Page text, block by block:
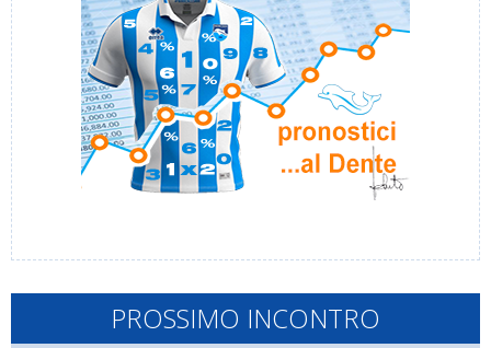
PROSSIMO INCONTRO